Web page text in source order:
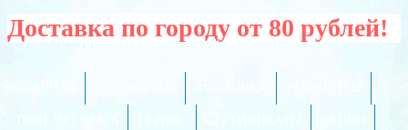
Доставка по городу от 80 рублей!